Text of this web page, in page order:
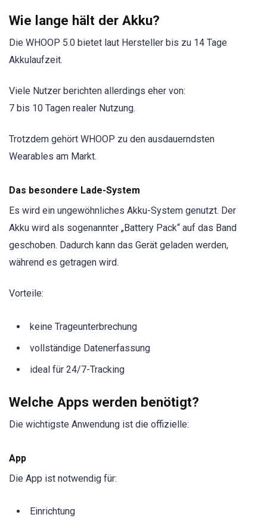
Wie lange hält der Akku?
Die WHOOP 5.0 bietet laut Hersteller bis zu 14 Tage
Akkulaufzeit.
Viele Nutzer berichten allerdings eher von:
7 bis 10 Tagen realer Nutzung.
Trotzdem gehört WHOOP zu den ausdauerndsten
Wearables am Markt.
Das besondere Lade-System
Es wird ein ungewöhnliches Akku-System genutzt. Der
Akku wird als sogenannter „Battery Pack“ auf das Band
geschoben. Dadurch kann das Gerät geladen werden,
während es getragen wird.
Vorteile:
keine Trageunterbrechung
vollständige Datenerfassung
ideal für 24/7-Tracking
Welche Apps werden benötigt?
Die wichtigste Anwendung ist die offizielle:
App
Die App ist notwendig für:
Einrichtung